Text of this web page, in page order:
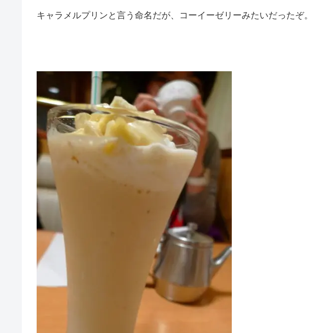
キャラメルプリンと言う命名だが、コーイーゼリーみたいだったぞ。